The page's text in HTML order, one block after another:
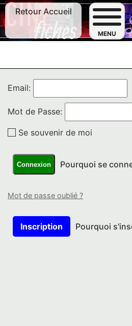
Retour Accueil
MENU
Email:
Mot de Passe:
Se souvenir de moi
Connexion Pourquoi se
Mot de passe oublié ?
Inscription Pourquoi